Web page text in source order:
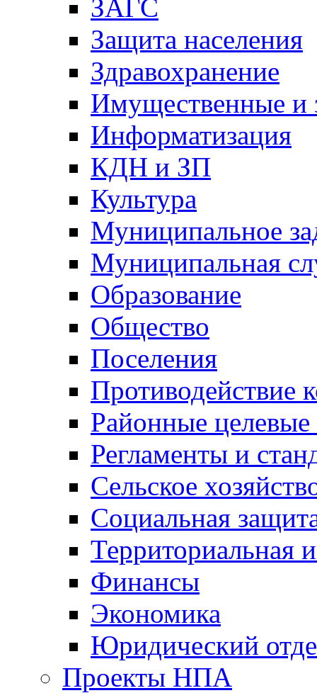
ЗАГС
Защита населения
Здравохранение
Имущественные и
Информатизация
КДН и ЗП
Культура
Муниципальное
Муниципальная
Образование
Общество
Поселения
Противодействие
Районные
Регламенты и
Сельское
Социальная
Территориальная
Финансы
Экономика
Юридический
Проекты НПА